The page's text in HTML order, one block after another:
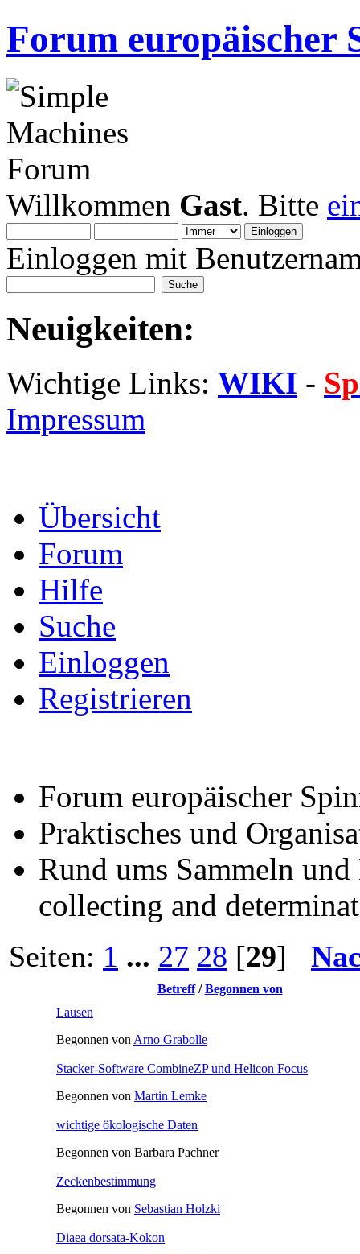
Forum europäischer
Willkommen Gast. Bitte
Einloggen mit
Neuigkeiten:
Wichtige Links: WIKI -
Impressum
Übersicht
Forum
Hilfe
Suche
Einloggen
Registrieren
Forum europäischer
Praktisches und
Rund ums Sammeln
collecting and
Seiten: 1 ... 27 28 [29]
Betreff/Begonnen von
Lausen
Begonnen von Arno Grabolle
Stacker-Software CombineZP und Helicon Focus
Begonnen von Martin Lemke
wichtige ökologische Daten
Begonnen von Barbara Pachner
Zeckenbestimmung
Begonnen von Sebastian Holzki
Diaea dorsata-Kokon